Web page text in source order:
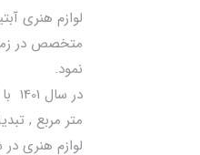
متخصص در
نمود.
متر مربع ,
لوازم هنری